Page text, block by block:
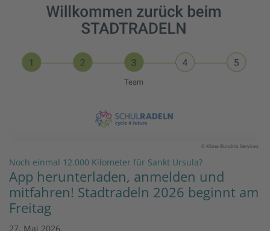
© Klima-Bündnis Services
Noch einmal 12.000 Kilometer für Sankt Ursula?:
App herunterladen, anmelden und
mitfahren! Stadtradeln 2026 beginnt am
Freitag
27. Mai 2026